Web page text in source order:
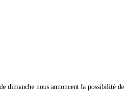
dimanche nous annoncent la